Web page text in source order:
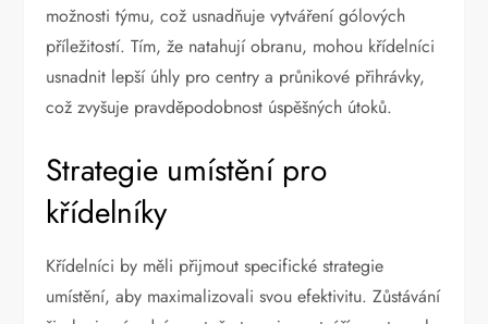
možnosti týmu, což usnadňuje vytváření gólových
příležitostí. Tím, že natahují obranu, mohou křídelníci
usnadnit lepší úhly pro centry a průnikové přihrávky,
což zvyšuje pravděpodobnost úspěšných útoků.
Strategie umístění pro
křídelníky
Křídelníci by měli přijmout specifické strategie
umístění, aby maximalizovali svou efektivitu. Zůstávání